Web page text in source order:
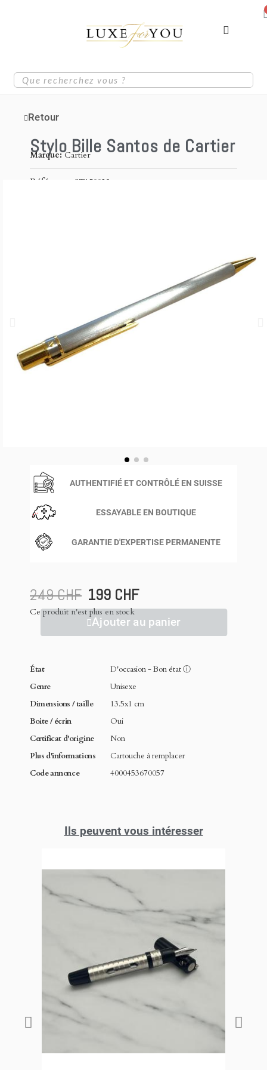
Retour
Stylo Bille Santos de Cartier
Marque Cartier
Référence ST150023
AUTHENTIFIÉ ET CONTRÔLÉ EN SUISSE
ESSAYABLE EN BOUTIQUE
GARANTIE D'EXPERTISE PERMANENTE
249 CHF 199 CHF
Ce produit n'est plus en stock
Ajouter au panier
État D'occasion - Bon étatⓘ
Genre
Unisexe
Dimensions / taille
13.5x1 cm
Boite / écrin
Oui
Certificat d'origine
Non
Plus d'informations
Cartouche à remplacer
Code annonce
4000453670057
Ils peuvent vous intéresser